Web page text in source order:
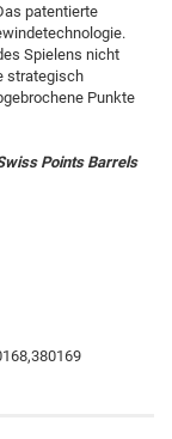
patentierte
Spielens nicht
strategisch
Punkte
Points Barrels